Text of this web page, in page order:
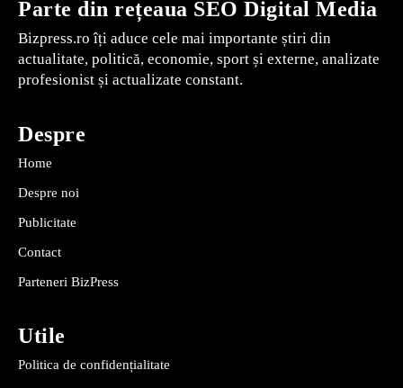
Parte din rețeaua SEO Digital Media
Bizpress.ro îți aduce cele mai importante știri din
actualitate, politică, economie, sport și externe, analizate
profesionist și actualizate constant.
Despre
Home
Despre noi
Publicitate
Contact
Parteneri BizPress
Utile
Politica de confidențialitate